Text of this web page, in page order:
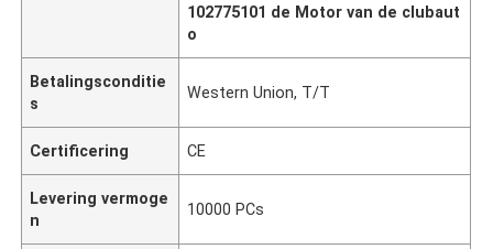
102775101 de Motor van de clubaut
o
Betalingsconditie
s
Western Union, T/T
Certificering CE
Levering vermoge
n
10000 PCs